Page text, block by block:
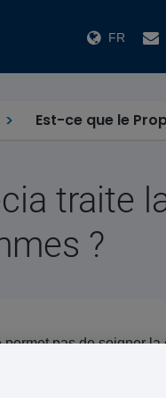
FR
Est-ce que le
traite
?
pas de soigner